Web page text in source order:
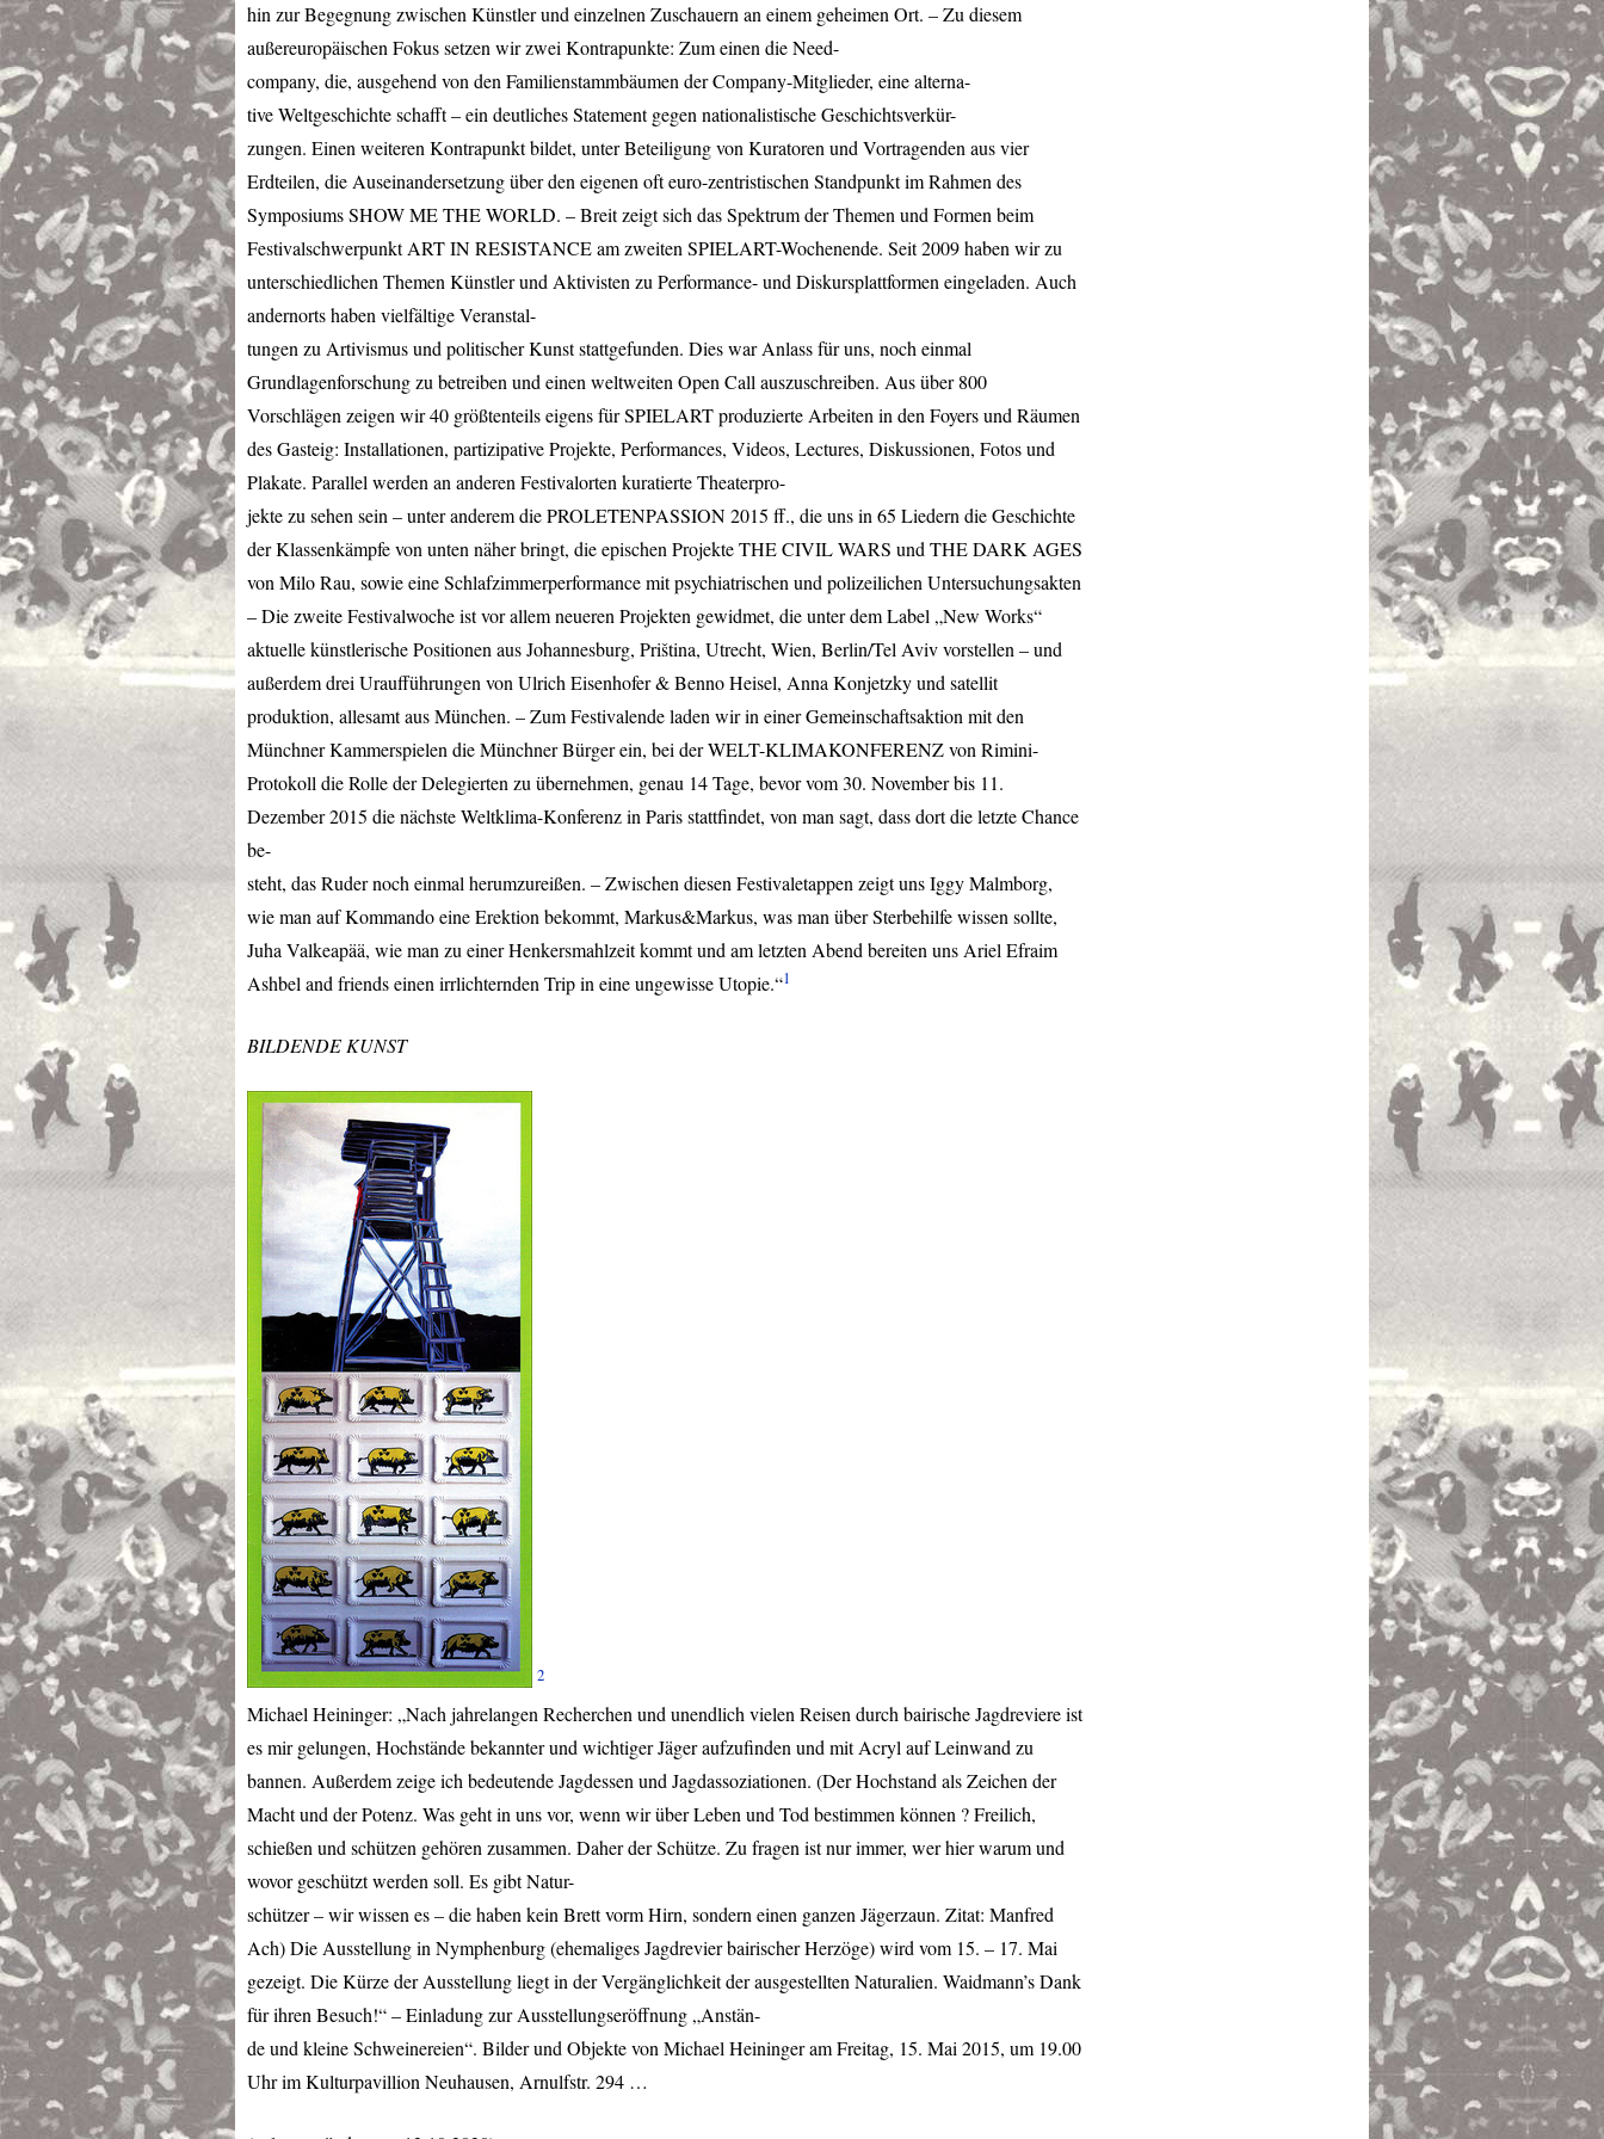
hin zur Begegnung zwischen Künstler und einzelnen Zuschauern an einem geheimen Ort. – Zu diesem
außereuropäischen Fokus setzen wir zwei Kontrapunkte: Zum einen die Need-
company, die, ausgehend von den Familienstammbäumen der Company-Mitglieder, eine alterna-
tive Weltgeschichte schafft – ein deutliches Statement gegen nationalistische Geschichtsverkür-
zungen. Einen weiteren Kontrapunkt bildet, unter Beteiligung von Kuratoren und Vortragenden aus vier
Erdteilen, die Auseinandersetzung über den eigenen oft euro-zentristischen Standpunkt im Rahmen des
SymposiumsSHOWMETHEWORLD. – Breit zeigt sich das Spektrum der Themen und Formen beim
FestivalschwerpunktARTINRESISTANCEam zweiten SPIELART-Wochenende. Seit 2009 haben wir zu
unterschiedlichen Themen Künstler und Aktivisten zu Performance- und Diskursplattformen eingeladen. Auch
andernorts haben vielfältige Veranstal-
tungen zu Artivismus und politischer Kunst stattgefunden. Dies war Anlass für uns, noch einmal
Grundlagenforschung zu betreiben und einen weltweiten Open Call auszuschreiben. Aus über 800
Vorschlägen zeigen wir 40 größtenteils eigens fürSPIELARTproduzierte Arbeiten in den Foyers und Räumen
des Gasteig: Installationen, partizipative Projekte, Performances, Videos, Lectures, Diskussionen, Fotos und
Plakate. Parallel werden an anderen Festivalorten kuratierte Theaterpro-
jekte zu sehen sein – unter anderem diePROLETENPASSION2015 ff., die uns in 65 Liedern die Geschichte
der Klassenkämpfe von unten näher bringt, die epischen ProjekteTHECIVILWARS und THEDARK AGES
von Milo Rau, sowie eine Schlafzimmerperformance mit psychiatrischen und polizeilichen Untersuchungsakten
– Die zweite Festivalwoche ist vor allem neueren Projekten gewidmet, die unter dem Label „New Works“
aktuelle künstlerische Positionen aus Johannesburg, Priština, Utrecht, Wien, Berlin/Tel Aviv vorstellen – und
außerdem drei Uraufführungen von Ulrich Eisenhofer & Benno Heisel, Anna Konjetzky und satellit
produktion, allesamt aus München. – Zum Festivalende laden wir in einer Gemeinschaftsaktion mit den
Münchner Kammerspielen die Münchner Bürger ein, bei derWELT-KLIMAKONFERENZvon Rimini-
Protokoll die Rolle der Delegierten zu übernehmen, genau 14 Tage, bevor vom 30. November bis 11.
Dezember 2015 die nächste Weltklima-Konferenz in Paris stattfindet, von man sagt, dass dort die letzte Chance
be-
steht, das Ruder noch einmal herumzureißen. – Zwischen diesen Festivaletappen zeigt uns Iggy Malmborg,
wie man auf Kommando eine Erektion bekommt, Markus&Markus, was man über Sterbehilfe wissen sollte,
Juha Valkeapää, wie man zu einer Henkersmahlzeit kommt und am letzten Abend bereiten uns Ariel Efraim
Ashbel and friends einen irrlichternden Trip in eine ungewisse Utopie.“1
BILDENDE KUNST
2
Michael Heininger: „Nach jahrelangen Recherchen und unendlich vielen Reisen durch bairische Jagdreviere ist
es mir gelungen, Hochstände bekannter und wichtiger Jäger aufzufinden und mit Acryl auf Leinwand zu
bannen. Außerdem zeige ich bedeutende Jagdessen und Jagdassoziationen. (Der Hochstand als Zeichen der
Macht und der Potenz. Was geht in uns vor, wenn wir über Leben und Tod bestimmen können ? Freilich,
schießen und schützen gehören zusammen. Daher der Schütze. Zu fragen ist nur immer, wer hier warum und
wovor geschützt werden soll. Es gibt Natur-
schützer – wir wissen es – die haben kein Brett vorm Hirn, sondern einen ganzen Jägerzaun. Zitat: Manfred
Ach) Die Ausstellung in Nymphenburg (ehemaliges Jagdrevier bairischer Herzöge) wird vom 15. – 17. Mai
gezeigt. Die Kürze der Ausstellung liegt in der Vergänglichkeit der ausgestellten Naturalien. Waidmann’s Dank
für ihren Besuch!“ – Einladung zur Ausstellungseröffnung „Anstän-
de und kleine Schweinereien“. Bilder und Objekte von Michael Heininger am Freitag, 15. Mai 2015, um 19.00
Uhr im Kulturpavillion Neuhausen, Arnulfstr. 294 …